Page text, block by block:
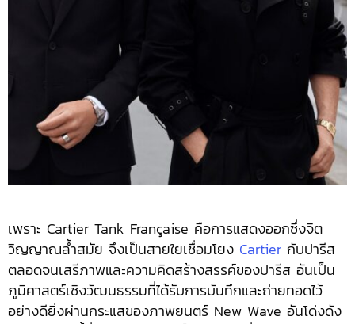
เพราะ Cartier Tank Française คือการแสดงออกซึ่งจิต
วิญญาณล้ำสมัย จึงเป็นสายใยเชื่อมโยง Cartier กับปารีส
ตลอดจนเสรีภาพและความคิดสร้างสรรค์ของปารีส อันเป็น
ภูมิศาสตร์เชิงวัฒนธรรมที่ได้รับการบันทึกและถ่ายทอดไว้
อย่างดียิ่งผ่านกระแสของภาพยนตร์ New Wave อันโด่งดัง